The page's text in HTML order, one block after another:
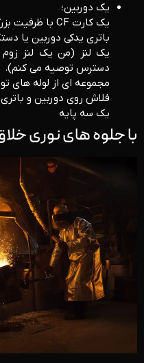
یک دوربین؛
یک کارت CF با ظرفیت بزرگ؛
باتری یدکی دوربین یا
یک لنز (من یک لنز زوم
دسترس توصیه می کنم).
مجموعه ای از لوله های
فلاش روی دوربین و
یک سه پایه
با جلوه های نوری